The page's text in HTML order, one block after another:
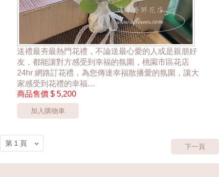
送禮最夯最熱門花禮，不論送最心愛的人或是親朋好
友，都能讓對方感受到幸福的氛圍，桃園市區花店
24hr 網路訂花禮，為您傳達幸福散播愛的氛圍，讓大
家感受到花禮的幸福
~白色小花會隨機搭配~
*桃園區以外酌收運費350元*
***花材依當季花材實際狀況調整***
商品售價 $ 5,200
加入購物車
下一頁